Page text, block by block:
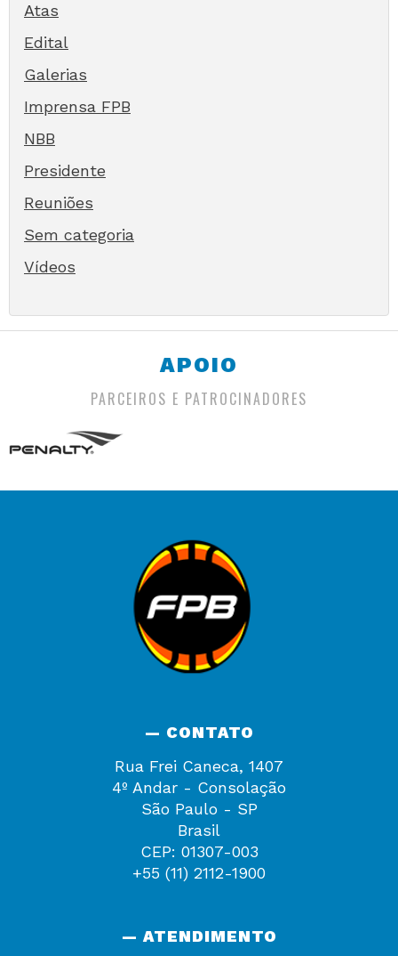
Atas
Edital
Galerias
Imprensa FPB
NBB
Presidente
Reuniões
Sem categoria
Vídeos
APOIO
PARCEIROS E PATROCINADORES
— CONTATO
Rua Frei Caneca, 1407
4º Andar - Consolação
São Paulo - SP
Brasil
CEP: 01307-003
+55 (11) 2112-1900
— ATENDIMENTO